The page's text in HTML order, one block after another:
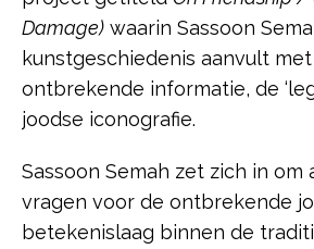
Damage) waarin Sassoon
kunstgeschiedenis aanvult
ontbrekende informatie, de
joodse iconografie.
Sassoon Semah zet zich in om
vragen voor de ontbrekende
betekenislaag binnen de